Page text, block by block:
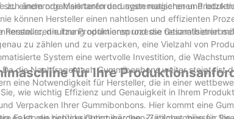
ändernde Marktanforderungen reagieren und
zu einem organisierteren und systematischeren
können Hersteller einen nahtlosen und effizienten
optimieren und die
die ihre Produktionsprozesse rationalisieren
zu zählen und zu verpacken, eine Vielzahl von
System eine wertvolle Investition, die
die Nachfrage nach Gummibonbons weiter steigt, ist
eine Notwendigkeit für Hersteller, die in einer
für Ihre
wie wichtig Effizienz und Genauigkeit in Ihrem
Verpacken Ihrer Gummibonbons. Hier kommt eine